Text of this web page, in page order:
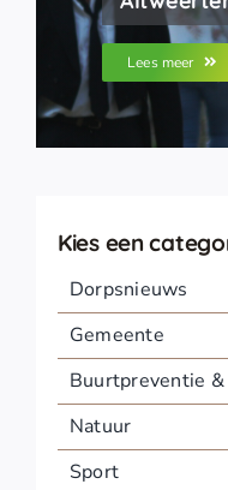
Lees meer
Kies een
Dorpsnieuws
Gemeente
Buurtpreventie
Natuur
Sport